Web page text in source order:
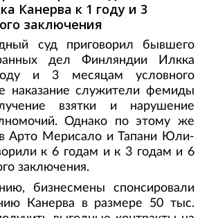
Канерва к 1 году и 3
заключения
суд приговорил бывшего
дел Финляндии Илкка
и 3 месяцам условного
наказание служители фемиды
взятки и нарушение
Однако по этому же
Арто Мерисало и Тапани Юли-
к 6 годам и к 3 годам и 6
заключения.
бизнесмены спонсировали
Канерва в размере 50 тыс.